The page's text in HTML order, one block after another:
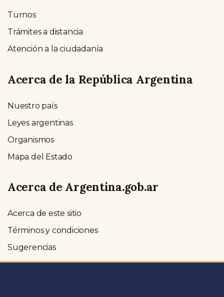
Turnos
Trámites a distancia
Atención a la ciudadanía
Acerca de la República Argentina
Nuestro país
Leyes argentinas
Organismos
Mapa del Estado
Acerca de Argentina.gob.ar
Acerca de este sitio
Términos y condiciones
Sugerencias